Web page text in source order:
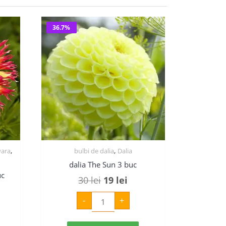
,
36.7%
bulbi de dalia, Dalia
dalia The Sun 3 buc
30lei Prețul
inițial
a
fost:
19 lei
curent
este:
19 lei.
-
Cantitate
dalia
The
3
+